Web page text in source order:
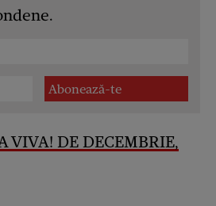
VIVA! DE DECEMBRIE,